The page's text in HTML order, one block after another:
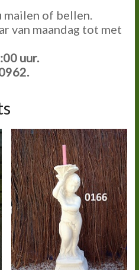
of bellen.
van maandag tot met
uur.